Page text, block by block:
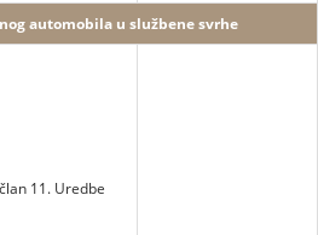
automobila u službene svrhe
11. Uredbe